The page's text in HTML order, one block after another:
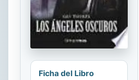
Ficha del Libro